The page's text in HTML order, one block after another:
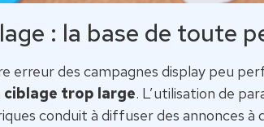
: la base de toute
erreur des campagnes display peu
ciblage trop large. L’utilisation de
conduit à diffuser des annonces à